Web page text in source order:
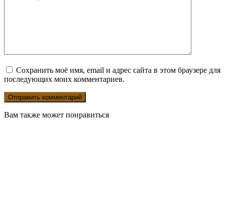
Сохранить моё имя, email и адрес сайта в этом браузере для
последующих моих комментариев.
Вам также может понравиться